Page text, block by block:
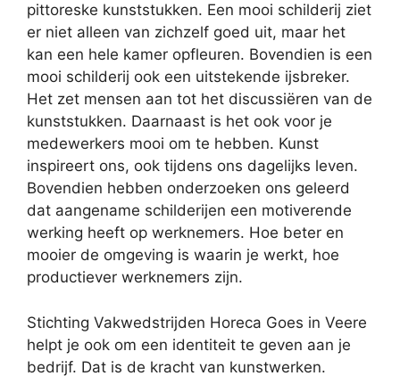
pittoreske kunststukken. Een mooi schilderij ziet
er niet alleen van zichzelf goed uit, maar het
kan een hele kamer opfleuren. Bovendien is een
mooi schilderij ook een uitstekende ijsbreker.
Het zet mensen aan tot het discussiëren van de
kunststukken. Daarnaast is het ook voor je
medewerkers mooi om te hebben. Kunst
inspireert ons, ook tijdens ons dagelijks leven.
Bovendien hebben onderzoeken ons geleerd
dat aangename schilderijen een motiverende
werking heeft op werknemers. Hoe beter en
mooier de omgeving is waarin je werkt, hoe
productiever werknemers zijn.
Stichting Vakwedstrijden Horeca Goes in Veere
helpt je ook om een identiteit te geven aan je
bedrijf. Dat is de kracht van kunstwerken.